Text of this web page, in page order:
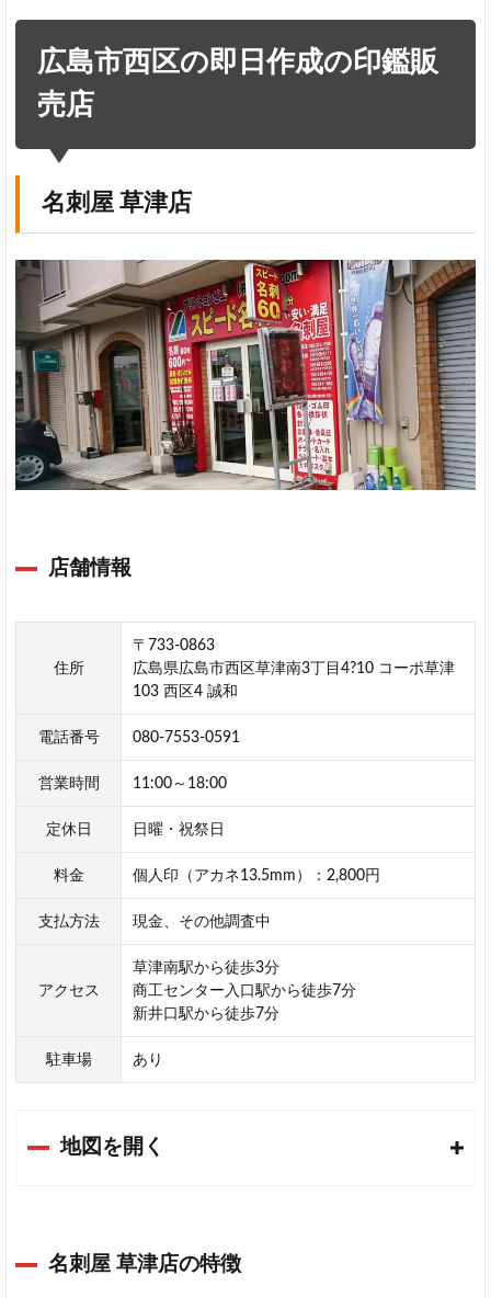
市
西
区
の
印
売
店
名
刺
屋
草
津
店
の
手
彫
印
販
店
は
ん
こ
屋
さ
ん
21
広
島
横
印
房
広島市西区の即日作成の印鑑販
売店
名刺屋 草津店
店舗情報
住所
〒733-0863
広島県広島市西区草津南3丁目4?10 コーポ草津
103 西区4 誠和
電話番号 080-7553-0591
営業時間 11:00～18:00
定休日 日曜・祝祭日
料金 個人印（アカネ13.5mm）：2,800円
支払方法 現金、その他調査中
アクセス
草津南駅から徒歩3分
商工センター入口駅から徒歩7分
新井口駅から徒歩7分
駐車場 あり
地図を開く
名刺屋 草津店の特徴